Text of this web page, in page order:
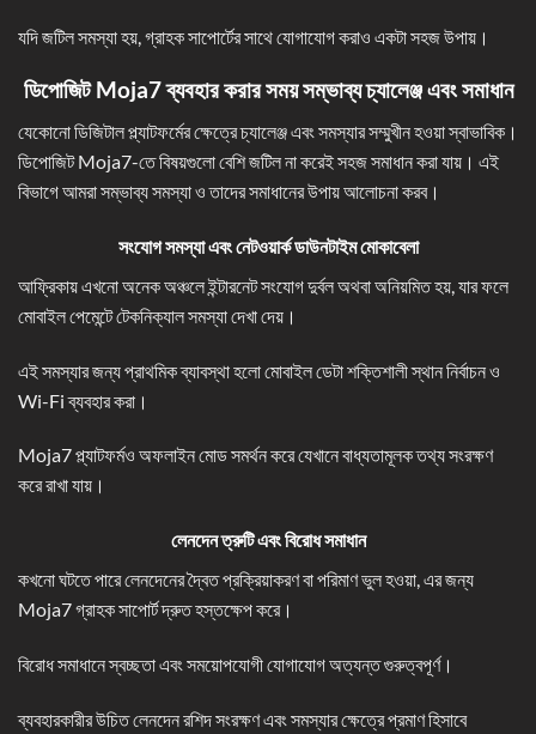
যদি জটিল সমস্যা হয়, গ্রাহক সাপোর্টের সাথে যোগাযোগ করাও একটা সহজ উপায়।
ডিপোজিট Moja7ব্যবহার করার সময় সম্ভাব্য চ্যালেঞ্জ এবং সমাধান
যেকোনো ডিজিটাল প্ল্যাটফর্মের ক্ষেত্রে চ্যালেঞ্জ এবং সমস্যার সম্মুখীন হওয়া স্বাভাবিক।
ডিপোজিট Moja7-তে বিষয়গুলো বেশি জটিল না করেই সহজ সমাধান করা যায়। এই
বিভাগে আমরা সম্ভাব্য সমস্যা ও তাদের সমাধানের উপায় আলোচনা করব।
সংযোগ সমস্যা এবং নেটওয়ার্ক ডাউনটাইম মোকাবেলা
আফ্রিকায় এখনো অনেক অঞ্চলে ইন্টারনেট সংযোগ দুর্বল অথবা অনিয়মিত হয়, যার ফলে
মোবাইল পেমেন্টে টেকনিক্যাল সমস্যা দেখা দেয়।
এই সমস্যার জন্য প্রাথমিক ব্যাবস্থা হলো মোবাইল ডেটা শক্তিশালী স্থান নির্বাচন ও
Wi-Fi ব্যবহার করা।
Moja7 প্ল্যাটফর্মও অফলাইন মোড সমর্থন করে যেখানে বাধ্যতামূলক তথ্য সংরক্ষণ
করে রাখা যায়।
লেনদেন ত্রুটি এবং বিরোধ সমাধান
কখনো ঘটতে পারে লেনদেনের দ্বৈত প্রক্রিয়াকরণ বা পরিমাণ ভুল হওয়া, এর জন্য
Moja7 গ্রাহক সাপোর্ট দ্রুত হস্তক্ষেপ করে।
বিরোধ সমাধানে স্বচ্ছতা এবং সময়োপযোগী যোগাযোগ অত্যন্ত গুরুত্বপূর্ণ।
ব্যবহারকারীর উচিত লেনদেন রশিদ সংরক্ষণ এবং সমস্যার ক্ষেত্রে প্রমাণ হিসাবে